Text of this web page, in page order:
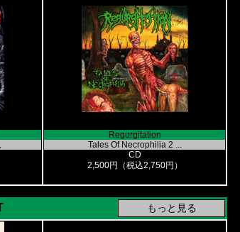
Regurgitation
Tales Of Necrophilia 2 ...
CD
2,500円（税込2,750円）